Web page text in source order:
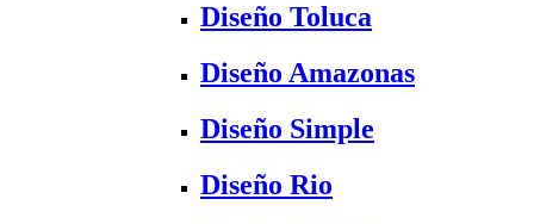
Diseño Toluca
Diseño Amazonas
Diseño Simple
Diseño Rio